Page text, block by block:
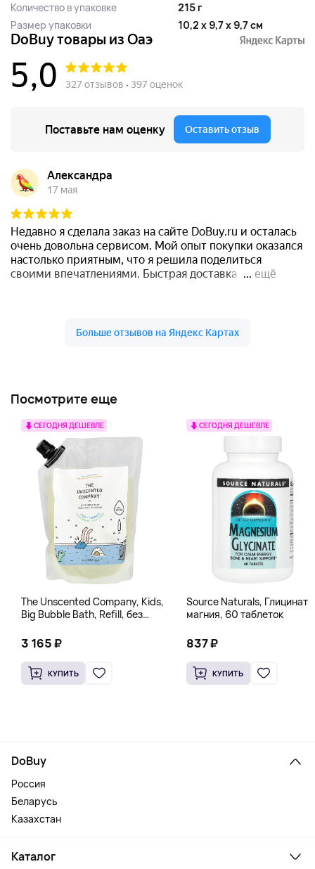
Количество в упаковке
215 г
Размер упаковки
10,2 x 9,7 x 9,7 см
Посмотрите еще
СЕГОДНЯ ДЕШЕВЛЕ
The Unscented Company, Kids,
Big Bubble Bath, Refill, без
Унции)
3 165 ₽
КУПИТЬ
СЕГОДНЯ ДЕШЕВЛЕ
Source Naturals, Глицинат
магния, 60 таблеток
837 ₽
КУПИТЬ
DoBuy
Россия
Беларусь
Казахстан
Каталог